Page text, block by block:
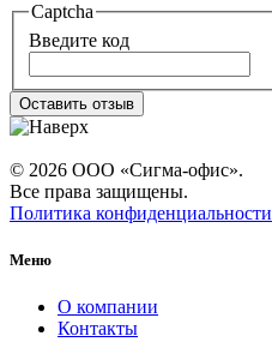
Captcha
Введите код
Оставить отзыв
© 2026 ООО «Сигма-офис».
Все права защищены.
Политика конфиденциальности
Меню
О компании
Контакты